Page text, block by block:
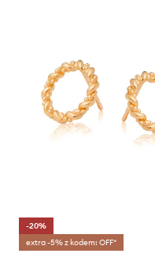
-20%
extra -5% z kodem: OFF*